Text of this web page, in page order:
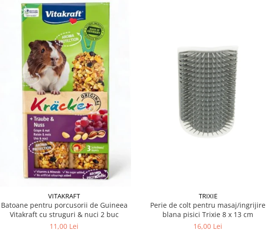
VITAKRAFT
Batoane pentru porcusorii de Guineea
Vitakraft cu struguri & nuci 2 buc
11,00 Lei
TRIXIE
Perie de colt pentru masaj/ingrijire
blana pisici Trixie 8 x 13 cm
16,00 Lei